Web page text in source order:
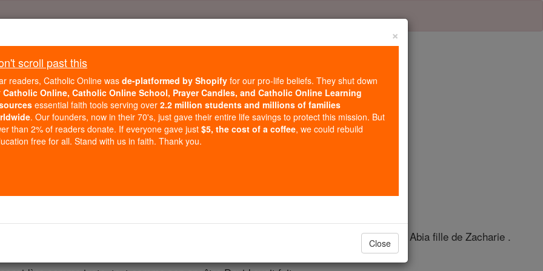
Daily Reading for Thursday, October ...
of the Rosary
2 Rois - Chapitre 18
fils d'Éla, roi d'Israël, Ézéchias, fils d' Achaz devint roi de Juda.
il monta sur le trône, et il régna vingt-neuf ans à Jérusalem. Le nom de sa mère était Abia fille de Zacharie .
×
scroll past this
readers, Catholic Online was de-platformed by Shopify for our pro-life beliefs. They shut down
Catholic Online, Catholic Online School, Prayer Candles, and Catholic Online Learning
essential faith tools serving over 2.2 million students and millions of families
. Our founders, now in their 70's, just gave their entire life savings to protect this mission. But
than 2% of readers donate. If everyone gave just $5, the cost of a coffee, we could rebuild
free for all. Stand with us in faith. Thank you.
Close